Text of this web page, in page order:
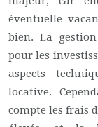
éventuelle
bien. La
pour les
aspects
locative.
compte les frais